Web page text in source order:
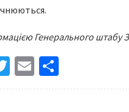
Генерального штабу
T
wi
E
m h